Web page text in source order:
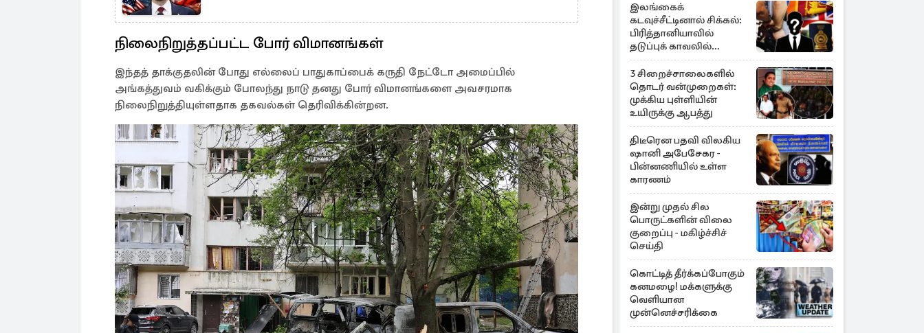
நிலைநிறுத்தப்பட்ட போர் விமானங்கள்
இந்தத் தாக்குதலின் போது எல்லைப் பாதுகாப்பைக் கருதி நேட்டோ அமைப்பில்
அங்கத்துவம் வகிக்கும் போலந்து நாடு தனது போர் விமானங்களை அவசரமாக
நிலைநிறுத்தியுள்ளதாக தகவல்கள் தெரிவிக்கின்றன.
இலங்கைக்
கடவுச்சீட்டினால் சிக்கல்:
பிரித்தானியாவில்
தடுப்புக் காவலில்
முன்னாள் எம்.பி!
3 சிறைச்சாலைகளில்
தொடர் வன்முறைகள்:
முக்கிய புள்ளியின்
உயிருக்கு ஆபத்து
திடீரென பதவி விலகிய
ஷானி அபேசேகர -
பின்னணியில் உள்ள
காரணம்
இன்று முதல் சில
பொருட்களின் விலை
குறைப்பு - மகிழ்ச்சிச்
செய்தி
கொட்டித் தீர்க்கப்போகும்
கனமழை! மக்களுக்கு
வெளியான
முன்னெச்சரிக்கை